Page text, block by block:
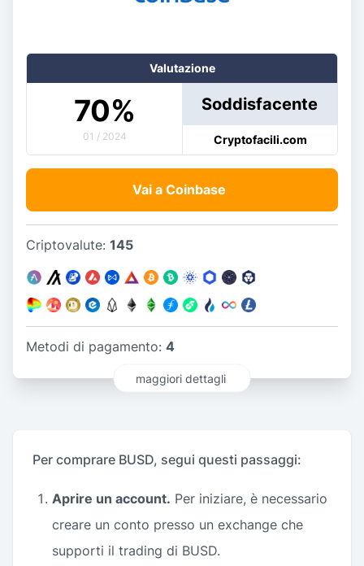
Valutazione
70%
01 / 2024
Soddisfacente
Cryptofacili.com
Vai a Coinbase
Criptovalute: 145
Metodi di pagamento: 4
maggiori dettagli
Per comprare BUSD, segui questi passaggi:
Aprire un account. Per iniziare, è necessario
creare un conto presso un exchange che
supporti il trading di BUSD.